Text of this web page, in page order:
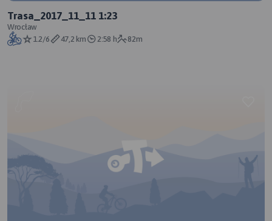
Trasa_2017_11_11 1:23
Wrocław
1.2/6
47,2 km 2:58 h 82m